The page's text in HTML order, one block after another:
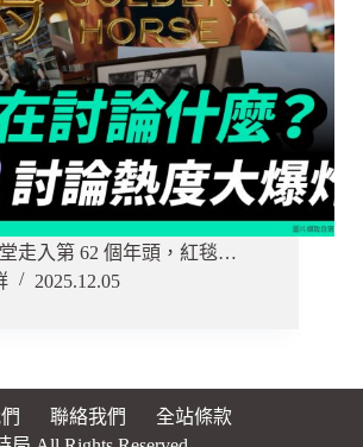
走入第 62 個年頭，紅毯…
2025.12.05
聯絡我們
全站條款